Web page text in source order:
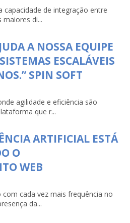
capacidade de integração entre
di...
A NOSSA EQUIPE
ESCALÁVEIS
SPIN SOFT
agilidade e eficiência são
que r...
ARTIFICIAL ESTÁ
O
WEB
cada vez mais frequência no
da...